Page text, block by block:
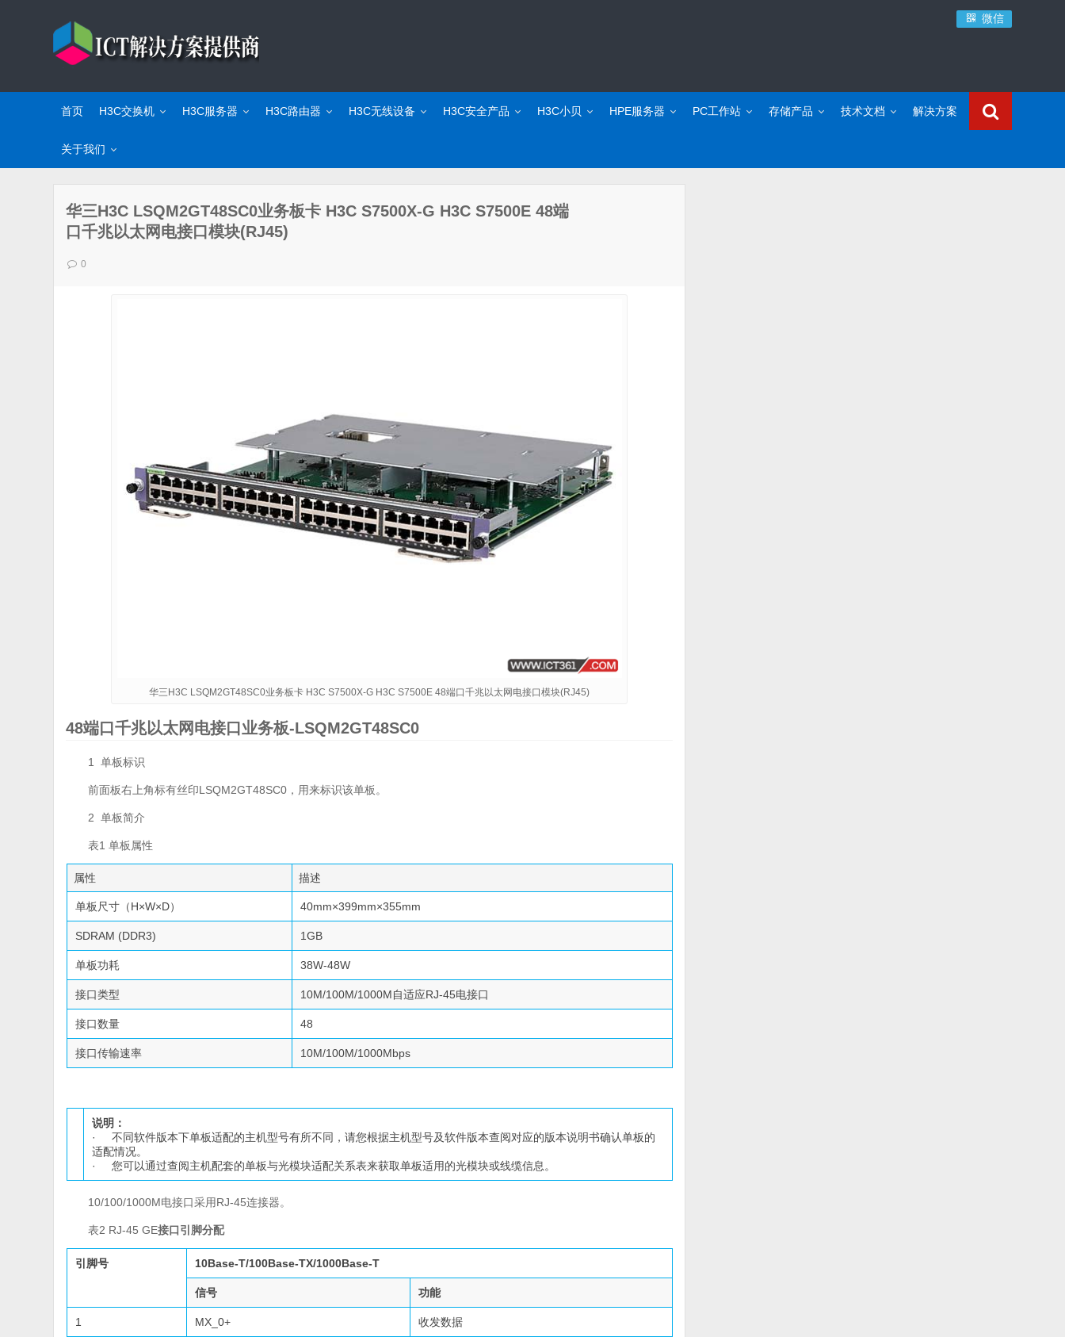
微信
首页 H3C交换机 H3C服务器 H3C路由器 H3C无线设备 H3C安全产品 H3C小贝 HPE服务器 PC工作站 存储产品 技术文档 解决方案
关于我们
华三H3C LSQM2GT48SC0业务板卡 H3C S7500X-G H3C S7500E 48端
口千兆以太网电接口模块(RJ45)
0
华三H3C LSQM2GT48SC0业务板卡 H3C S7500X-G H3C S7500E 48端口千兆以太网电接口模块(RJ45)
48端口千兆以太网电接口业务板-LSQM2GT48SC0
1 单板标识
前面板右上角标有丝印LSQM2GT48SC0，用来标识该单板。
2 单板简介
表1 单板属性
属性 描述
单板尺寸（H×W×D） 40mm×399mm×355mm
SDRAM (DDR3) 1GB
单板功耗 38W-48W
接口类型 10M/100M/1000M自适应RJ-45电接口
接口数量 48
接口传输速率 10M/100M/1000Mbps
说明：
· 不同软件版本下单板适配的主机型号有所不同，请您根据主机型号及软件版本查阅对应的版本说明书确认单板的
适配情况。
· 您可以通过查阅主机配套的单板与光模块适配关系表来获取单板适用的光模块或线缆信息。
10/100/1000M电接口采用RJ-45连接器。
表2 RJ-45 GE接口引脚分配
引脚号 10Base-T/100Base-TX/1000Base-T
信号 功能
1 MX_0+ 收发数据